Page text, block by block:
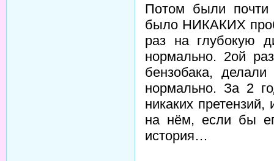
Потом были почти
было НИКАКИХ
раз на глубокую
нормально. 2ой
бензобака,
нормально. За 2
никаких
на нём, если бы
история…